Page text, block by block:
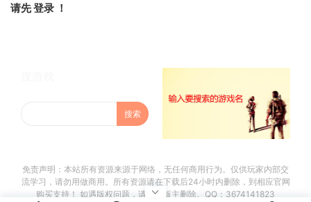
请先登录 ！
免责声明：本站所有资源来源于网络，无任何商用行为。仅供玩家内部交
流学习，请勿用做商用。所有资源请在下载后24小时内删除，到相应官网
购买支持！ 如遇版权问题，请联系版主删除。QQ：3674141823